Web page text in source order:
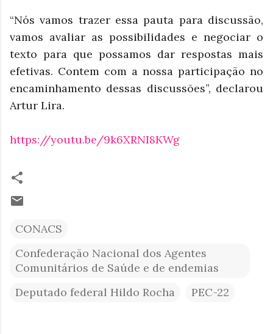
“Nós vamos trazer essa pauta para discussão,
vamos avaliar as possibilidades e negociar o
texto para que possamos dar respostas mais
efetivas. Contem com a nossa participação no
encaminhamento dessas discussões”, declarou
Artur Lira.
https://youtu.be/9k6XRNI8KWg
CONACS
Confederação Nacional dos Agentes
Comunitários de Saúde e de endemias
Deputado federal Hildo Rocha
PEC-22